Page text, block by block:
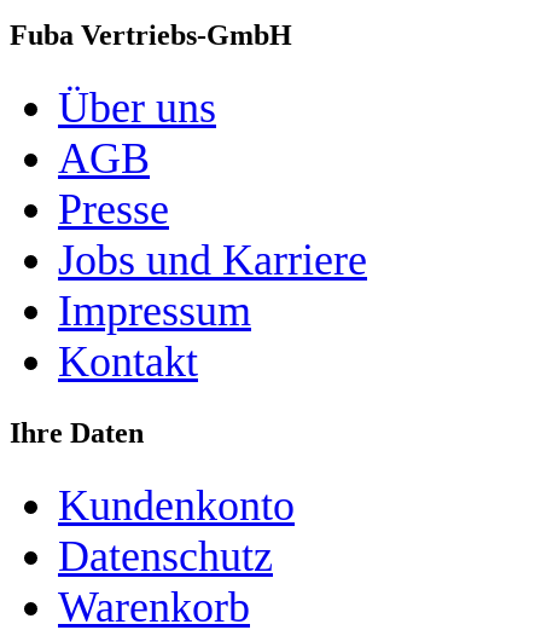
Fuba Vertriebs-GmbH
Über uns
AGB
Presse
Jobs und Karriere
Impressum
Kontakt
Ihre Daten
Kundenkonto
Datenschutz
Warenkorb